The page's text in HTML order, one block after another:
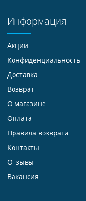
Информация
Акции
Конфиденциальность
Доставка
Возврат
О магазине
Оплата
Правила возврата
Контакты
Отзывы
Вакансия